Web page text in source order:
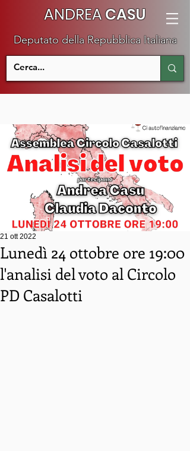
ANDREACASU
Deputato della Repubblica Italiana
Lunedì 24 ottobre ore 19:00
l'analisi del voto al Circolo
PD Casalotti
21 ott 2022